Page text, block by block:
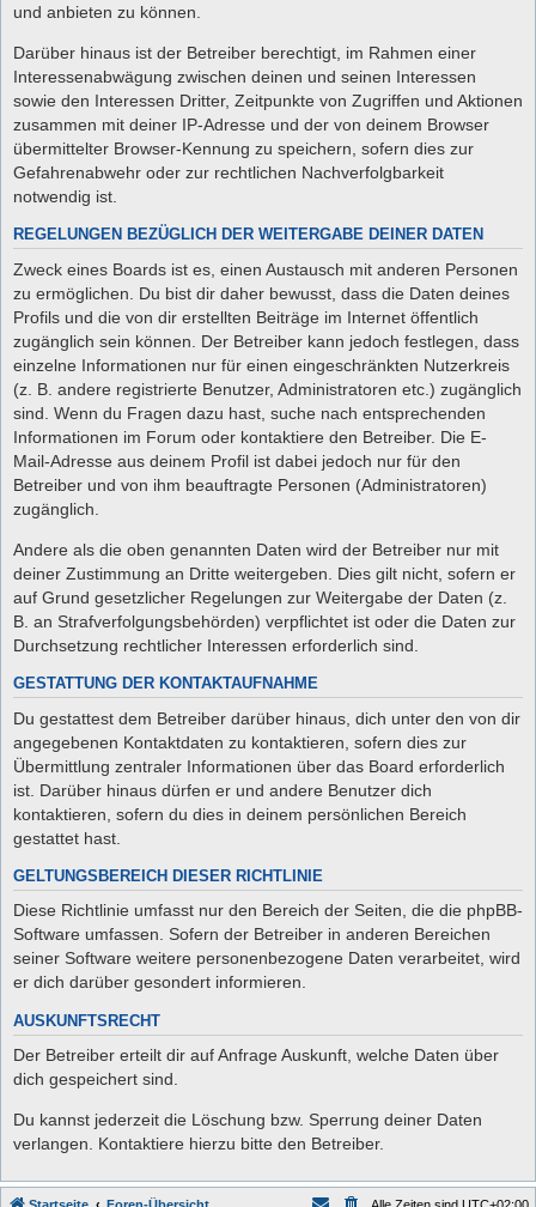
und anbieten zu können.
Darüber hinaus ist der Betreiber berechtigt, im Rahmen einer
Interessenabwägung zwischen deinen und seinen Interessen
sowie den Interessen Dritter, Zeitpunkte von Zugriffen und Aktionen
zusammen mit deiner IP-Adresse und der von deinem Browser
übermittelter Browser-Kennung zu speichern, sofern dies zur
Gefahrenabwehr oder zur rechtlichen Nachverfolgbarkeit
notwendig ist.
REGELUNGEN BEZÜGLICH DER WEITERGABE DEINER DATEN
Zweck eines Boards ist es, einen Austausch mit anderen Personen
zu ermöglichen. Du bist dir daher bewusst, dass die Daten deines
Profils und die von dir erstellten Beiträge im Internet öffentlich
zugänglich sein können. Der Betreiber kann jedoch festlegen, dass
einzelne Informationen nur für einen eingeschränkten Nutzerkreis
(z. B. andere registrierte Benutzer, Administratoren etc.) zugänglich
sind. Wenn du Fragen dazu hast, suche nach entsprechenden
Informationen im Forum oder kontaktiere den Betreiber. Die E-
Mail-Adresse aus deinem Profil ist dabei jedoch nur für den
Betreiber und von ihm beauftragte Personen (Administratoren)
zugänglich.
Andere als die oben genannten Daten wird der Betreiber nur mit
deiner Zustimmung an Dritte weitergeben. Dies gilt nicht, sofern er
auf Grund gesetzlicher Regelungen zur Weitergabe der Daten (z.
B. an Strafverfolgungsbehörden) verpflichtet ist oder die Daten zur
Durchsetzung rechtlicher Interessen erforderlich sind.
GESTATTUNG DER KONTAKTAUFNAHME
Du gestattest dem Betreiber darüber hinaus, dich unter den von dir
angegebenen Kontaktdaten zu kontaktieren, sofern dies zur
Übermittlung zentraler Informationen über das Board erforderlich
ist. Darüber hinaus dürfen er und andere Benutzer dich
kontaktieren, sofern du dies in deinem persönlichen Bereich
gestattet hast.
GELTUNGSBEREICH DIESER RICHTLINIE
Diese Richtlinie umfasst nur den Bereich der Seiten, die die phpBB-
Software umfassen. Sofern der Betreiber in anderen Bereichen
seiner Software weitere personenbezogene Daten verarbeitet, wird
er dich darüber gesondert informieren.
AUSKUNFTSRECHT
Der Betreiber erteilt dir auf Anfrage Auskunft, welche Daten über
dich gespeichert sind.
Du kannst jederzeit die Löschung bzw. Sperrung deiner Daten
verlangen. Kontaktiere hierzu bitte den Betreiber.